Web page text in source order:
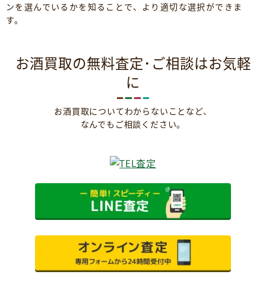
ンを選んでいるかを知ることで、より適切な選択ができま
す。
お酒買取の無料査定･ご相談はお気軽
に
お酒買取についてわからないことなど、
なんでもご相談ください。